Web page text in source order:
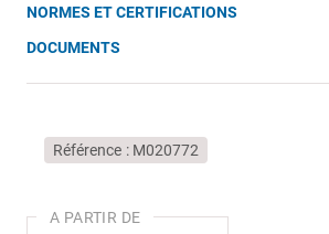
NORMES ET CERTIFICATIONS
DOCUMENTS
Référence M020772